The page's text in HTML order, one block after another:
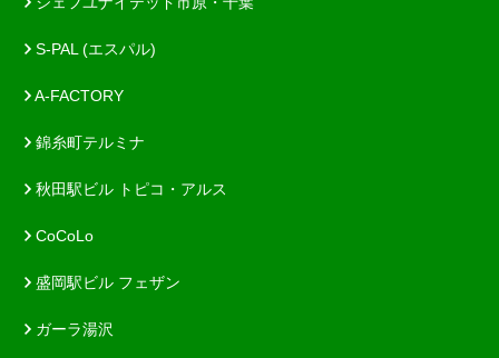
S-PAL (エスパル)
A-FACTORY
錦糸町テルミナ
秋田駅ビル トピコ・アルス
CoCoLo
盛岡駅ビル フェザン
ガーラ湯沢